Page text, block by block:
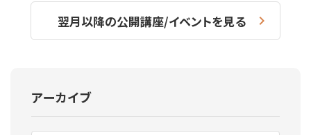
翌月以降の公開講座/イベントを見る
アーカイブ